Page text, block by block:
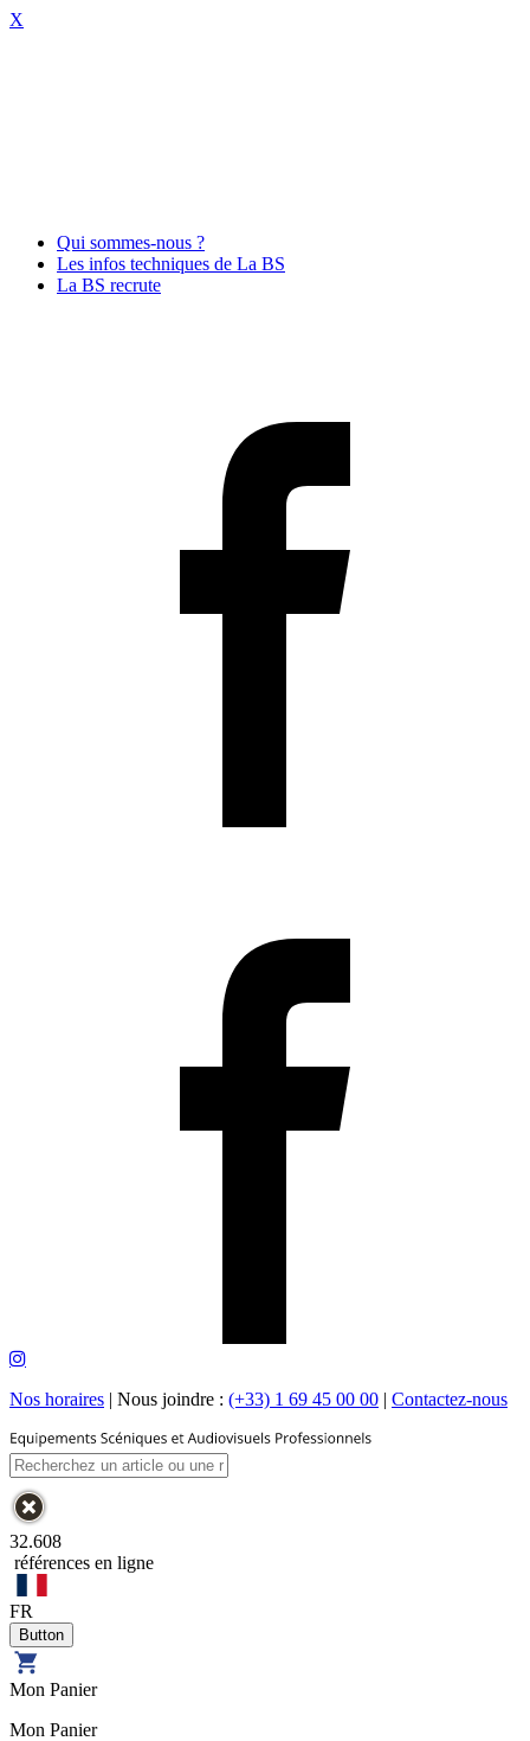
X
Qui sommes-nous ?
Les infos techniques de La BS
La BS recrute
Nos horaires | Nous joindre : (+33) 1 69 45 00 00 | Contactez-nous
32.608
références en ligne
FR
Mon Panier
Mon Panier